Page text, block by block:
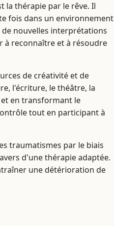
la thérapie par le rêve. Il
fois dans un environnement
nouvelles interprétations
à reconnaître et à résoudre
de créativité et de
l'écriture, le théâtre, la
en transformant le
tout en participant à
traumatismes par le biais
d'une thérapie adaptée.
une détérioration de